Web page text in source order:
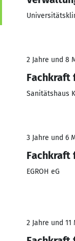
2 Jahre und 8
Fachkraft
Sanitätshaus
3 Jahre und 6
Fachkraft
EGROH eG
2 Jahre und 11